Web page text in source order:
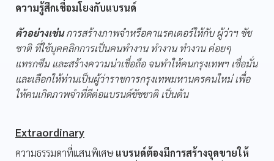
ความรู้สึกเชื่อมโยงกับแบรนด์
ตัวอย่างเช่นการสร้างภาพจำหรือคาแรคเตอร์ให้กับ ผู้ว่าฯ ชัช
ชาติ ที่ใช้บุคคลิกการเป็นคนทำงาน ทำงาน ทำงาน ค่อยๆ
แทรกซึม และสร้างความน่าเชื่อถือ จนทำให้คนกรุงเทพฯ เชื่อมั่น
และเลือกให้ท่านเป็นผู้ว่าราชการกรุงเทพมหานครคนใหม่ เพื่อ
ให้คนเกิดภาพจำที่ดีต่อแบรนด์ชัชชาติ เป็นต้น
Extraordinary
ความธรรมดาที่แสนพิเศษแบรนด์ต้องมีการสร้างจุดขายให้